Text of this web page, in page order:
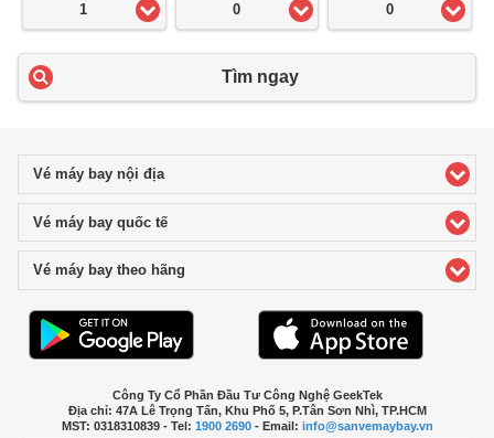
1 0 0
Tìm ngay
Vé máy bay nội địaclick to expand contents
Vé máy bay quốc tếclick to expand contents
Vé máy bay theo hãng
Công Ty Cổ Phần Đầu Tư Công Nghệ GeekTek
Địa chỉ: 47A Lê Trọng Tấn, Khu Phố 5, P.Tân Sơn Nhì, TP.HCM
MST: 0318310839 - Tel: 1900 2690- Email: info@sanvemaybay.vn